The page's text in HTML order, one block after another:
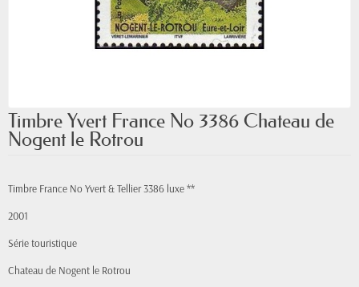
Timbre Yvert France No 3386 Chateau de
Nogent le Rotrou
Timbre France No Yvert & Tellier 3386 luxe **
2001
Série touristique
Chateau de Nogent le Rotrou